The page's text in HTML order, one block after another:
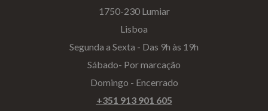
1750-230 Lumiar
Lisboa
Segunda a Sexta - Das 9h às 19h
Sábado- Por marcação
Domingo - Encerrado
+351 913 901 605